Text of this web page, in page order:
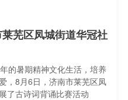
莱芜区凤城街道华冠社
的暑期精神文化生活，培养
，8月6日，济南市莱芜区凤
了古诗词背诵比赛活动